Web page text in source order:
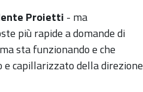
Proietti - ma
più rapide a domande di
sta funzionando e che
capillarizzato della direzione